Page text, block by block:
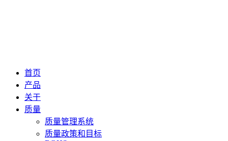
首页
产品
关于
质量
质量管理系统
质量政策和目标